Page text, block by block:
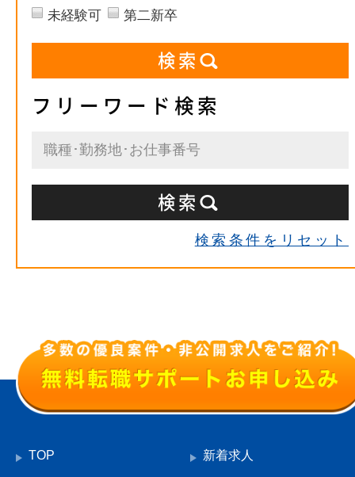
未経験可 第二新卒
フリーワード検索
検索条件をリセット
TOP 新着求人